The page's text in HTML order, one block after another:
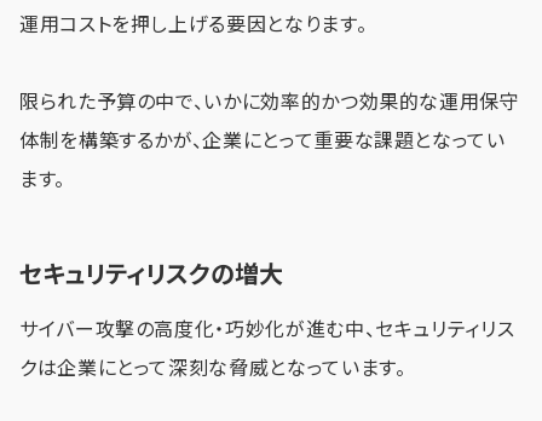
運用コストを押し上げる要因となります。
限られた予算の中で、いかに効率的かつ効果的な運用保守
体制を構築するかが、企業にとって重要な課題となってい
ます。
セキュリティリスクの増大
サイバー攻撃の高度化・巧妙化が進む中、セキュリティリス
クは企業にとって深刻な脅威となっています。